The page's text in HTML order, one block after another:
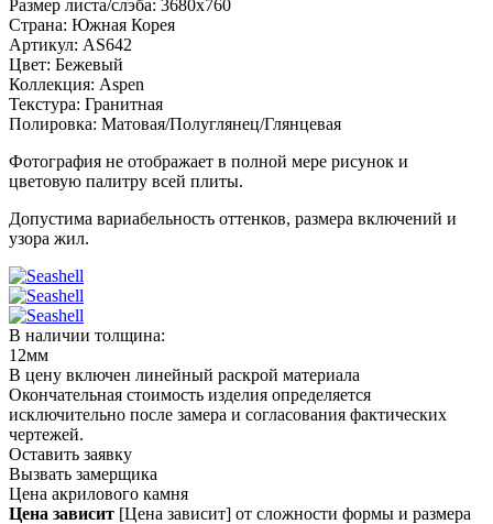
Размер листа/слэба: 3680х760
Страна: Южная Корея
Артикул: AS642
Цвет: Бежевый
Коллекция: Aspen
Текстура: Гранитная
Полировка: Матовая/Полуглянец/Глянцевая
Фотография не отображает в полной мере рисунок и
цветовую палитру всей плиты.
Допустима вариабельность оттенков, размера включений и
узора жил.
В наличии толщина:
12мм
В цену включен линейный раскрой материала
Окончательная стоимость изделия определяется
исключительно после замера и согласования фактических
чертежей.
Оставить заявку
Вызвать замерщика
Цена акрилового камня
Цена зависит [Цена зависит] от сложности формы и размера